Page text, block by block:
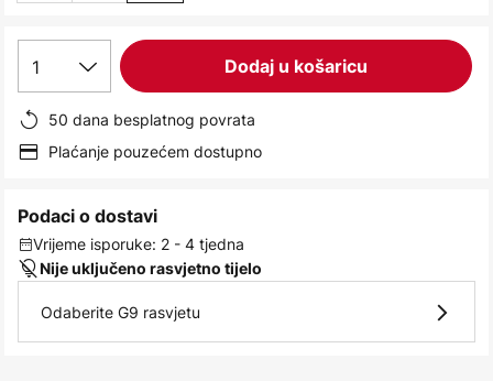
1 Dodaj u košaricu
50 dana besplatnog povrata
Plaćanje pouzećem dostupno
Podaci o dostavi
Vrijeme isporuke: 2 - 4 tjedna
Nije uključeno rasvjetno tijelo
Odaberite G9 rasvjetu